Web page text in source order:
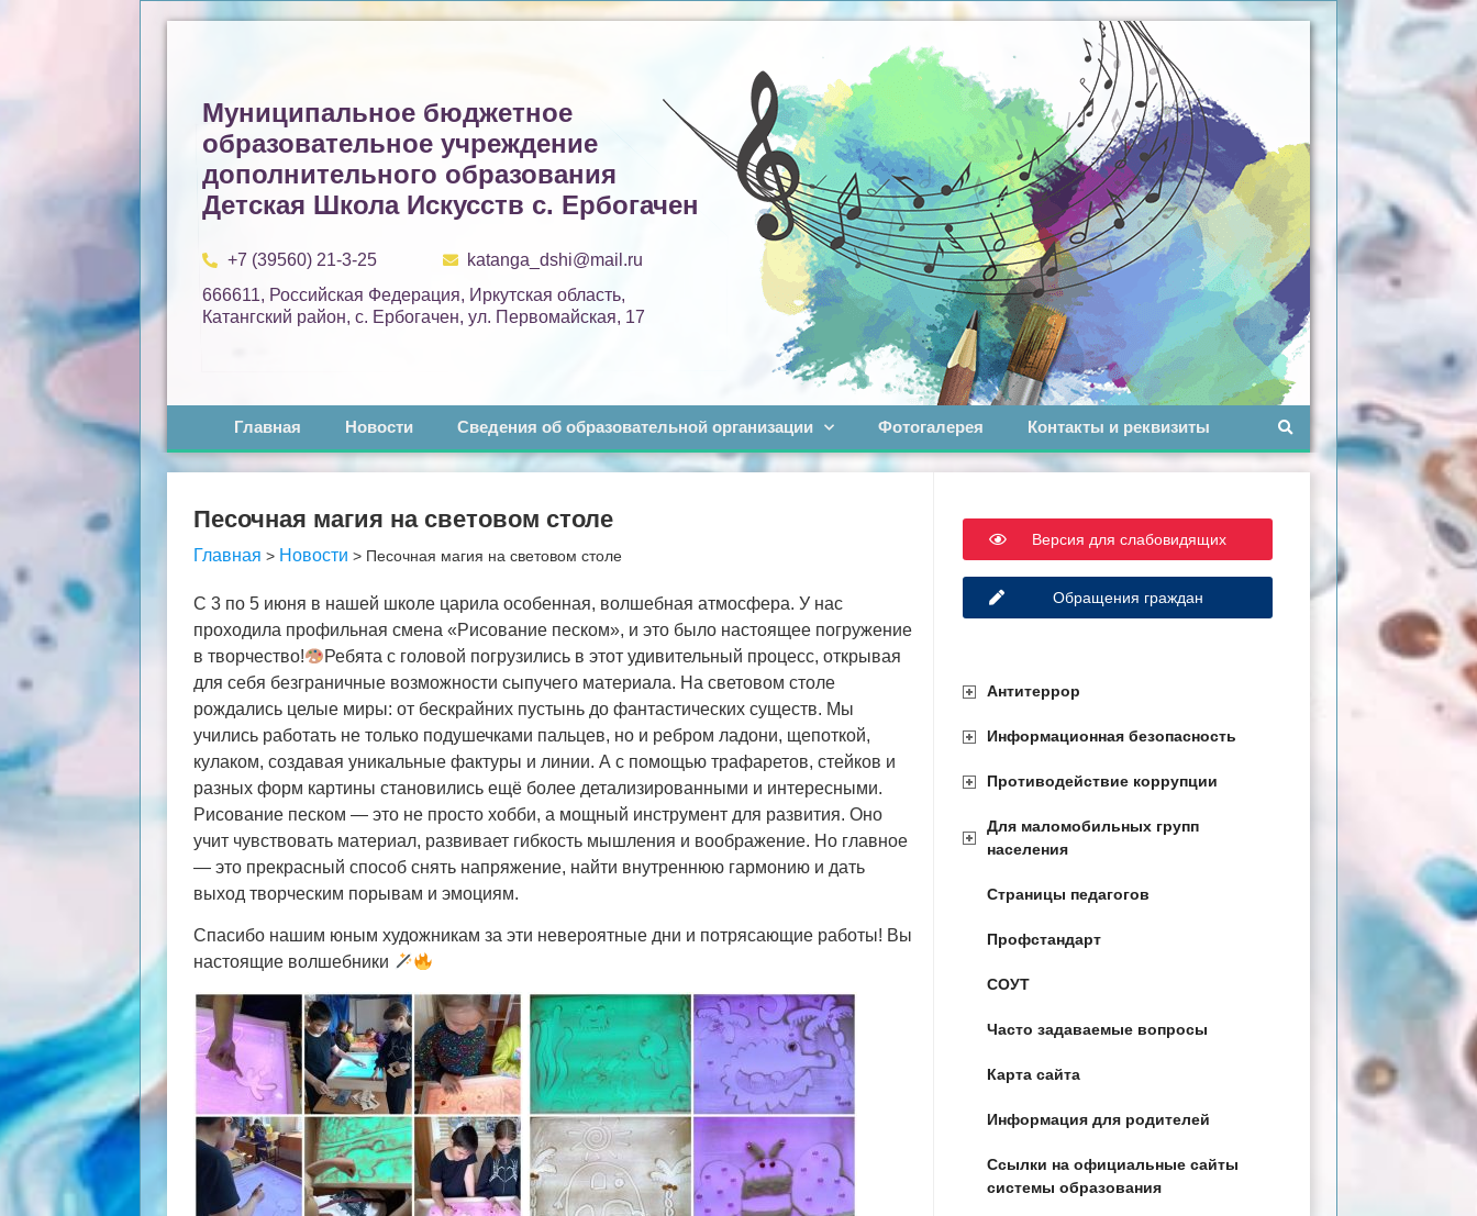
Муниципальное бюджетное
образовательное учреждение
дополнительного образования
Детская Школа Искусств с. Ербогачен
+7 (39560) 21-3-25
katanga_dshi@mail.ru
666611, Российская Федерация, Иркутская область,
Катангский район, с. Ербогачен, ул. Первомайская, 17
Главная Новости Сведения об образовательной организации Фотогалерея Контакты и реквизиты
Песочная магия на световом столе
Главная > Новости > Песочная магия на световом столе
С 3 по 5 июня в нашей школе царила особенная, волшебная атмосфера. У нас
проходила профильная смена «Рисование песком», и это было настоящее погружение
в творчество!
Ребята с головой погрузились в этот удивительный процесс, открывая
для себя безграничные возможности сыпучего материала. На световом столе
рождались целые миры: от бескрайних пустынь до фантастических существ. Мы
учились работать не только подушечками пальцев, но и ребром ладони, щепоткой,
кулаком, создавая уникальные фактуры и линии. А с помощью трафаретов, стейков и
разных форм картины становились ещё более детализированными и интересными.
Рисование песком — это не просто хобби, а мощный инструмент для развития. Оно
учит чувствовать материал, развивает гибкость мышления и воображение. Но главное
— это прекрасный способ снять напряжение, найти внутреннюю гармонию и дать
выход творческим порывам и эмоциям.
Спасибо нашим юным художникам за эти невероятные дни и потрясающие работы! Вы
настоящие волшебники
Версия для слабовидящих
Обращения граждан
Антитеррор
Информационная безопасность
Противодействие коррупции
Для маломобильных групп
населения
Страницы педагогов
Профстандарт
СОУТ
Часто задаваемые вопросы
Карта сайта
Информация для родителей
Ссылки на официальные сайты
системы образования